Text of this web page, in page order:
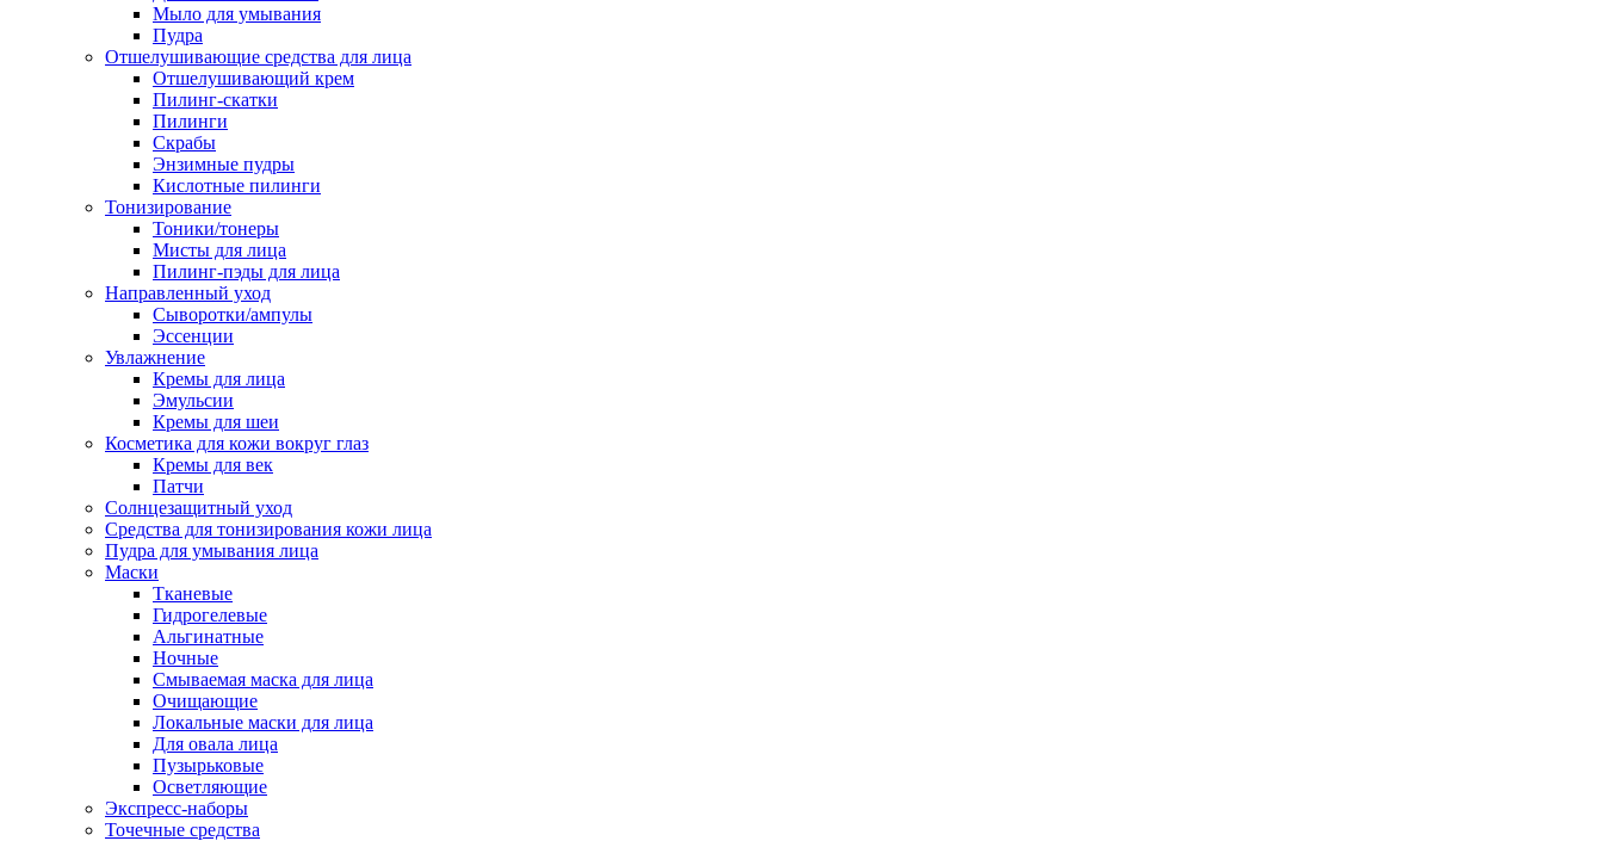
Мыло для умывания
Пудра
Отшелушивающие средства для лица
Отшелушивающий крем
Пилинг-скатки
Пилинги
Скрабы
Энзимные пудры
Кислотные пилинги
Тонизирование
Тоники/тонеры
Мисты для лица
Пилинг-пэды для лица
Направленный уход
Сыворотки/ампулы
Эссенции
Увлажнение
Кремы для лица
Эмульсии
Кремы для шеи
Косметика для кожи вокруг глаз
Кремы для век
Патчи
Солнцезащитный уход
Средства для тонизирования кожи лица
Пудра для умывания лица
Маски
Тканевые
Гидрогелевые
Альгинатные
Ночные
Смываемая маска для лица
Очищающие
Локальные маски для лица
Для овала лица
Пузырьковые
Осветляющие
Экспресс-наборы
Точечные средства